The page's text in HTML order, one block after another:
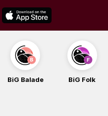
BiG Folk BiG iG